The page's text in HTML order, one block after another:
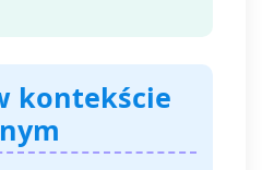
kontekście